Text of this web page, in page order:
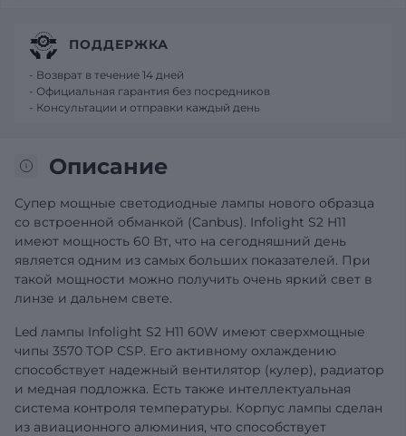
Описание
Супер мощные светодиодные лампы нового образца
со встроенной обманкой (Canbus). Infolight S2 H11
имеют мощность 60 Вт, что на сегодняшний день
является одним из самых больших показателей. При
такой мощности можно получить очень яркий свет в
линзе и дальнем свете.
Led лампы Infolight S2 H11 60W имеют сверхмощные
чипы 3570 TOP CSP. Его активному охлаждению
способствует надежный вентилятор (кулер), радиатор
и медная подложка. Есть также интеллектуальная
система контроля температуры. Корпус лампы сделан
из авиационного алюминия, что способствует
ПОДДЕРЖКА
- Возврат в течение 14 дней
- Официальная гарантия без посредников
- Консультации и отправки каждый день